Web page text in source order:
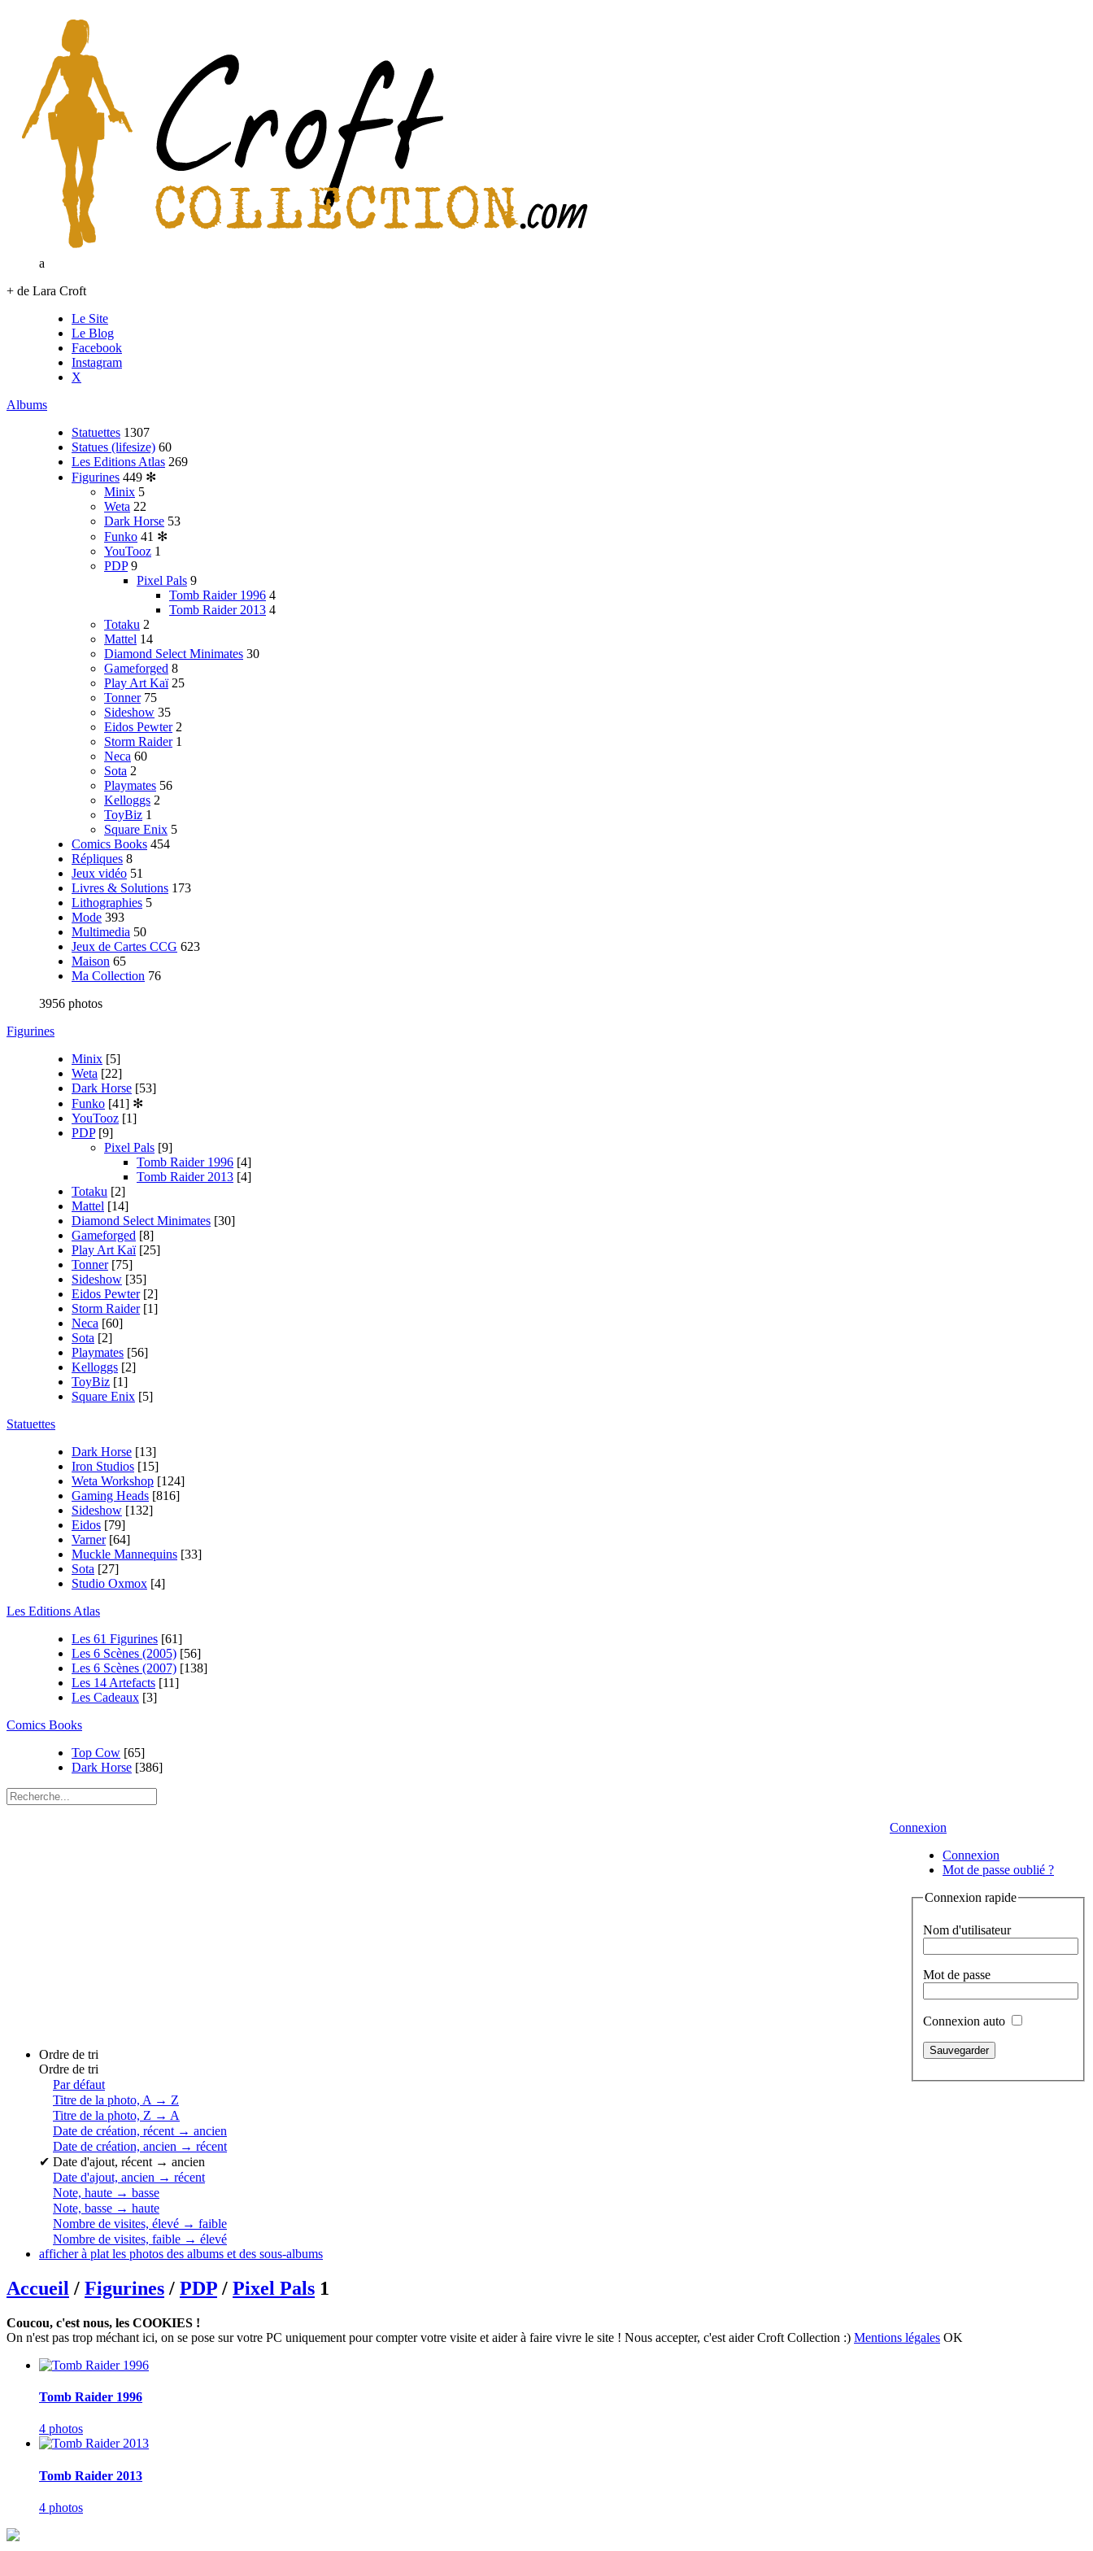
a
+ de Lara Croft
Le Site
Le Blog
Facebook
Instagram
X
Albums
Statuettes 1307
Statues (lifesize) 60
Les Editions Atlas 269
Figurines 449 ✻
Minix 5
Weta 22
Dark Horse 53
Funko 41 ✻
YouTooz 1
PDP 9
Pixel Pals 9
Tomb Raider 1996 4
Tomb Raider 2013 4
Totaku 2
Mattel 14
Diamond Select Minimates 30
Gameforged 8
Play Art Kaï 25
Tonner 75
Sideshow 35
Eidos Pewter 2
Storm Raider 1
Neca 60
Sota 2
Playmates 56
Kelloggs 2
ToyBiz 1
Square Enix 5
Comics Books 454
Répliques 8
Jeux vidéo 51
Livres & Solutions 173
Lithographies 5
Mode 393
Multimedia 50
Jeux de Cartes CCG 623
Maison 65
Ma Collection 76
3956 photos
Figurines
Minix [5]
Weta [22]
Dark Horse [53]
Funko [41] ✻
YouTooz [1]
PDP [9]
Pixel Pals [9]
Tomb Raider 1996 [4]
Tomb Raider 2013 [4]
Totaku [2]
Mattel [14]
Diamond Select Minimates [30]
Gameforged [8]
Play Art Kaï [25]
Tonner [75]
Sideshow [35]
Eidos Pewter [2]
Storm Raider [1]
Neca [60]
Sota [2]
Playmates [56]
Kelloggs [2]
ToyBiz [1]
Square Enix [5]
Statuettes
Dark Horse [13]
Iron Studios [15]
Weta Workshop [124]
Gaming Heads [816]
Sideshow [132]
Eidos [79]
Varner [64]
Muckle Mannequins [33]
Sota [27]
Studio Oxmox [4]
Les Editions Atlas
Les 61 Figurines [61]
Les 6 Scènes (2005) [56]
Les 6 Scènes (2007) [138]
Les 14 Artefacts [11]
Les Cadeaux [3]
Comics Books
Top Cow [65]
Dark Horse [386]
Connexion
Connexion
Mot de passe oublié ?
Connexion rapide
Nom d'utilisateur
Mot de passe
Connexion auto
Ordre de tri
Ordre de tri
Par défaut
Titre de la photo, A → Z
Titre de la photo, Z → A
Date de création, récent → ancien
Date de création, ancien → récent
✔ Date d'ajout, récent → ancien
Date d'ajout, ancien → récent
Note, haute → basse
Note, basse → haute
Nombre de visites, élevé → faible
Nombre de visites, faible → élevé
afficher à plat les photos des albums et des sous-albums
Accueil / Figurines / PDP / Pixel Pals 1
Coucou, c'est nous, les COOKIES !
On n'est pas trop méchant ici, on se pose sur votre PC uniquement pour compter votre visite et aider à faire vivre le site ! Nous accepter, c'est aider Croft Collection :) Mentions légales OK
Tomb Raider 1996
4 photos
Tomb Raider 2013
4 photos